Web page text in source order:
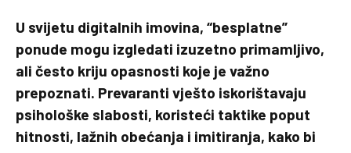
U svijetu digitalnih imovina, “besplatne”
ponude mogu izgledati izuzetno primamljivo,
ali često kriju opasnosti koje je važno
prepoznati. Prevaranti vješto iskorištavaju
psihološke slabosti, koristeći taktike poput
hitnosti, lažnih obećanja i imitiranja, kako bi